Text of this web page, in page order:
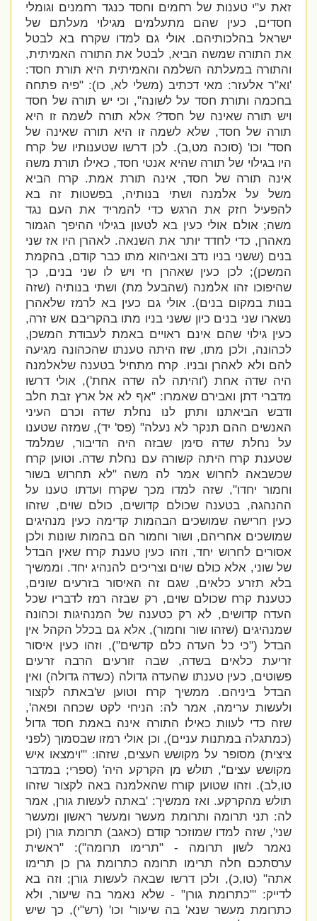
זאת ע"י טענות של רחמים וחסד כנגד רחמנים וגומלי
חסדים, כעין שהם מתעלמים מגילוי מעלתם של
ישראל בהלכותיהם. אולי גם למדו שקרח בא לבטל
את התורה שמשה הביא, לבטל את התורה האמיתית,
והתורה במעלתה השלמה והאמיתית היא תורת חסד:
וא"ר אלעזר: מאי דכתיב (משלי לא, כו): "פיה פתחה
בחכמה ותורת חסד על לשונה", וכי יש תורה של חסד
ויש תורה שאינה של חסד? אלא תורה לשמה זו היא
תורה של חסד, שלא לשמה זו היא תורה שאינה של
חסד' וכו' (סוכה מט,ב). לכן דרשו שטענותיו של קרח
היו בגילוי של תורה שהיא אנטי חסד, כאילו תורת משה
אינה תורה של חסד, אינה תורת אמת. קרח הביא
משל על אלמנה ושתי בנותיה, בפשטות זה בא
להפעיל חזק את הרגש כדי להמריד את העם נגד
משה; אולם אולי כעין בא לטעון בגילוי ההיפך הגמור
מאהרן, כדי לחדד יותר את השנאה. לאהרן היו אז שני
בנים (ששני בניו נדב ואביהוא מתו כבר קודם, בהקמת
המשכן); לכן כעין שאהרן חי ויש לו שני בנים, כך
שהיפוכו זהו אלמנה (שהבעל מת) ושתי בנותיה (שזה
בנות במקום בנים). אולי גם כעין בא לרמז שלאהרן
נשארו שני בנים כיון ששני בניו מתו בהקריבם אש זרה,
כעין גילוי שהם אינם ראויים באמת לעבודת המשכן,
לכהונה, ולכן מתו, שזו היתה טענתו שהכהונה מגיעה
להם ולא לאהרן ובניו. קרח מתחיל בטענה שלאלמנה
היה שדה אחת (' והיתה לה שדה אחת'), אולי דרשו
מדברי דתן ואבירם שאמרו: "אף לא אל ארץ זבת חלב
ודבש הביאתנו ותתן לנו נחלת שדה וכרם העיני
האנשים ההם תנקר לא נעלה" (פס' יד), שמזה שטענו
על נחלת שדה סימן שבזה היה הדיבור, שמלמד
שטענת קרח היתה קשורה עם נחלת שדה. וטוען קרח
שכשבאה לחרוש אמר לה משה " לא תחרוש בשור
וחמור יחדו", שזה למדו מכך שקרח ועדתו טענו על
ההנהגה, בטענה שכולם קדושים, כולם שוים, שזהו
כעין חרישה שמושכים הבהמות קדימה כעין מנהיגים
שמושכים אחריהם, ושור וחמור הם בהמות שונות ולכן
אסורים לחרוש יחד, וזהו כעין טענת קרח שאין הבדל
של שוני, אלא כולם שוים וצריכים להנהיג יחד. וממשיך
בלא תזרע כלאים, שגם זה האיסור בזרעים שונים,
כטענת קרח שכולם שוים, רק שבזה רמז לדבריו שכל
העדה קדושים, לא רק כטענה של המנהיגות וכהונה
שמנהיגים (שזהו שור וחמור), אלא גם בכלל הקהל אין
הבדל (" כי כל העדה כלם קדשים"), וזהו כעין איסור
זריעת כלאים בשדה, שבה זורעים הרבה זרעים
פשוטים, כעין טענתו שהעדה גדולה (כשדה גדולה) ואין
הבדל ביניהם. ממשיך קרח וטוען ש' באתה לקצור
ולעשות ערימה, אמר לה: הניחי לקט שכחה ופאה',
שזה כדי לעוות כאילו התורה אינה באמת חסד גדול
(כמתגלה במתנות עניים), וכן אולי רמזו שבסמוך (לפני
ציצית) מסופר על מקושש העצים, שזהו: '" וימצאו איש
מקושש עצים", תולש מן הקרקע היה' (ספרי; במדבר
טו,לב). וזהו שטוען קורח שהאלמנה באה לקצור שזהו
תולש מהקרקע. ואז ממשיך: 'באתה לעשות גורן, אמר
לה: תני תרומה ותרומת מעשר ומעשר ראשון ומעשר
שני', שזה למדו שמוזכר קודם (כאגב) תרומת גורן (וכן
נאמר לשון תרומה - "תרימו תרומה"): "
ראשית
ערסתכם חלה תרימו תרומה כתרומת גרן כן תרימו
אתה" (טו,כ), ולכן דרשו שבאה לעשות גורן; וזה בא
לדייק: '"כתרומת גורן" - שלא נאמר בה שיעור, ולא
כתרומת מעשר שנא' בה שיעור' וכו' (רש"י), כך שיש